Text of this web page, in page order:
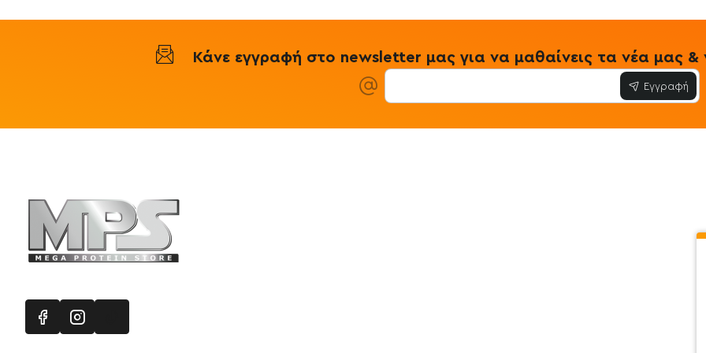
Κάνε εγγραφή στο newsletter μας για να μαθαίνεις τα νέα μας
Εγγραφή
Τρόποι
Προσωπικά